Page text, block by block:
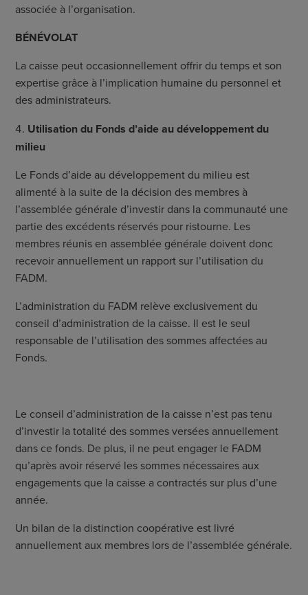
associée à l’organisation.
BÉNÉVOLAT
La caisse peut occasionnellement offrir du temps et son
expertise grâce à l’implication humaine du personnel et
des administrateurs.
Utilisation du Fonds d’aide au développement du
milieu
Le Fonds d’aide au développement du milieu est
alimenté à la suite de la décision des membres à
l’assemblée générale d’investir dans la communauté une
partie des excédents réservés pour ristourne. Les
membres réunis en assemblée générale doivent donc
recevoir annuellement un rapport sur l’utilisation du
FADM.
L’administration du FADM relève exclusivement du
conseil d’administration de la caisse. Il est le seul
responsable de l’utilisation des sommes affectées au
Fonds.
Le conseil d’administration de la caisse n’est pas tenu
d’investir la totalité des sommes versées annuellement
dans ce fonds. De plus, il ne peut engager le FADM
qu’après avoir réservé les sommes nécessaires aux
engagements que la caisse a contractés sur plus d’une
année.
Un bilan de la distinction coopérative est livré
annuellement aux membres lors de l’assemblée générale.